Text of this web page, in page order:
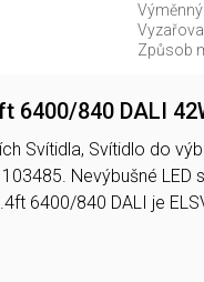
Způsob
6400/840 DALI
Svítidla, Svítidlo do
Nevýbušné LED
6400/840 DALI je